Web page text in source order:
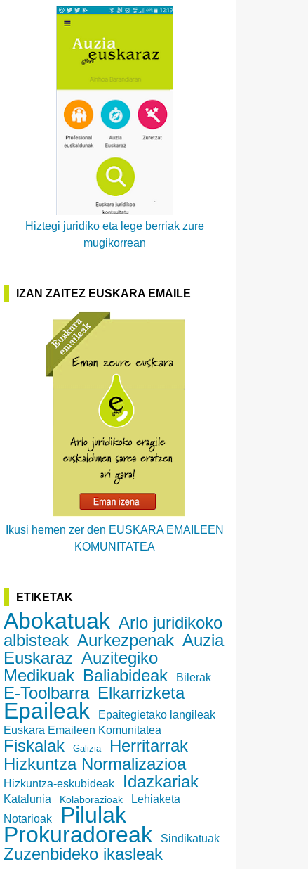
Hiztegi juridiko eta lege berriak zure
mugikorrean
IZAN ZAITEZ EUSKARA EMAILE
Ikusi hemen zer den EUSKARA EMAILEEN
KOMUNITATEA
ETIKETAK
Abokatuak Arlo juridikoko
albisteak Aurkezpenak Auzia
Euskaraz Auzitegiko
Medikuak Baliabideak Bilerak
E-Toolbarra Elkarrizketa
Epaileak
Epaitegietako langileak
Euskara Emaileen Komunitatea
Fiskalak Galizia
Herritarrak
Hizkuntza Normalizazioa
Hizkuntza-eskubideak Idazkariak
Katalunia Kolaborazioak
Lehiaketa
Notarioak
Pilulak
Prokuradoreak Sindikatuak
Zuzenbideko ikasleak